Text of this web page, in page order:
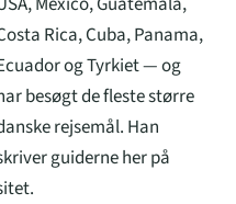
Rica, Cuba, Panama,
og Tyrkiet — og
besøgt de fleste større
rejsemål. Han
guiderne her på